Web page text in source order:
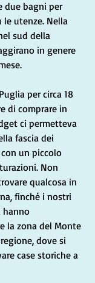
due bagni per
le utenze. Nella
sud della
in genere
per circa 18
di comprare in
ci permetteva
fascia dei
un piccolo
Non
qualcosa in
finché i nostri
hanno
la zona del Monte
dove si
case storiche a